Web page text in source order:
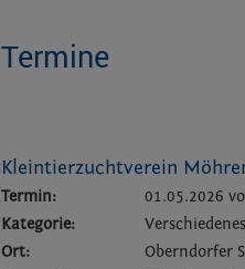
Termine
Kleintierzuchtverein
Termin: 01.05.2026
Kategorie:
Verschiedenes
Ort:
Oberndorfer